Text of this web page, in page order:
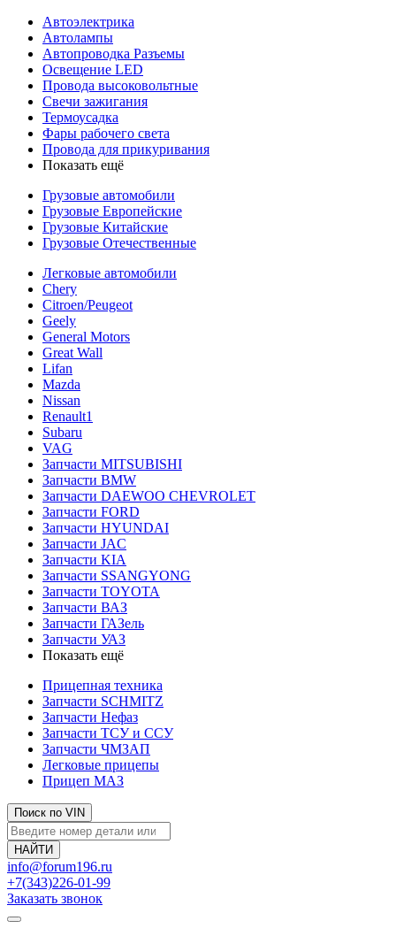
Автоэлектрика
Автолампы
Автопроводка Разъемы
Освещение LED
Провода высоковольтные
Свечи зажигания
Термоусадка
Фары рабочего света
Провода для прикуривания
Показать ещё
Грузовые автомобили
Грузовые Европейские
Грузовые Китайские
Грузовые Отечественные
Легковые автомобили
Chery
Citroen/Peugeot
Geely
General Motors
Great Wall
Lifan
Mazda
Nissan
Renault1
Subaru
VAG
Запчасти MITSUBISHI
Запчасти BMW
Запчасти DAEWOO CHEVROLET
Запчасти FORD
Запчасти HYUNDAI
Запчасти JAC
Запчасти KIA
Запчасти SSANGYONG
Запчасти TOYOTA
Запчасти ВАЗ
Запчасти ГАЗель
Запчасти УАЗ
Показать ещё
Прицепная техника
Запчасти SCHMITZ
Запчасти Нефаз
Запчасти ТСУ и ССУ
Запчасти ЧМЗАП
Легковые прицепы
Прицеп МАЗ
Поиск по VIN
info@forum196.ru
+7(343)226-01-99
Заказать звонок